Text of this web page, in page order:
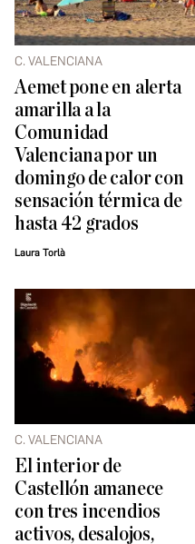
C. VALENCIANA
Aemet pone en alerta
amarilla a la
Comunidad
Valenciana por un
domingo de calor con
sensación térmica de
hasta 42 grados
Laura Torlà
C. VALENCIANA
El interior de
Castellón amanece
con tres incendios
activos, desalojos,